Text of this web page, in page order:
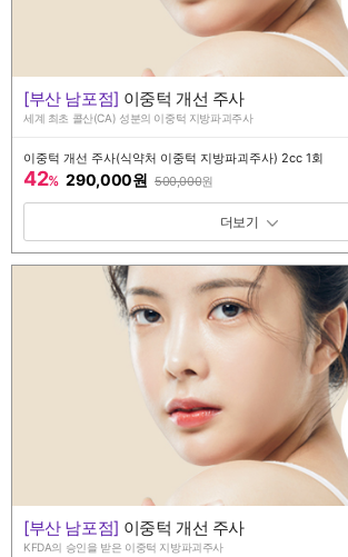
[부산 남포점] 이중턱 개선 주사
세계 최초 콜산(CA) 성분의 이중턱 지방파괴주사
이중턱 개선 주사(식약처 이중턱 지방파괴주사) 2cc 1회
42% 290,000원 500,000원
패키지 보기 토글
[부산 남포점] 이중턱 개선 주사
KFDA의 승인을 받은 이중턱 지방파괴주사